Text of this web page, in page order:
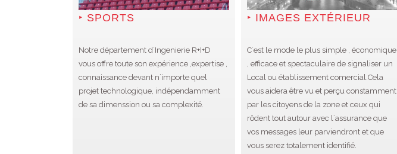
SPORTS
Notre département d´Ingenierie R+I+D
vous offre toute son expérience ,expertise ,
connaissance devant n´importe quel
projet technologique, indépendamment
de sa dimenssion ou sa complexité.
IMAGES EXTÉRIEUR
C´est le mode le plus simple , économique
, efficace et spectaculaire de signaliser un
Local ou établissement comercial.Cela
vous aidera être vu et perçu constamment
par les citoyens de la zone et ceux qui
rôdent tout autour avec l´assurance que
vos messages leur parviendront et que
vous serez totalement identifié.